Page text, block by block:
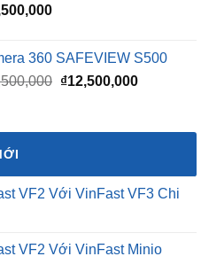
360 SAFEVIEW S500
Giá
₫16,500,000.
₫12,500,000Giá
là:
VF2 Với VinFast VF3 Chi
VF2 Với VinFast Minio